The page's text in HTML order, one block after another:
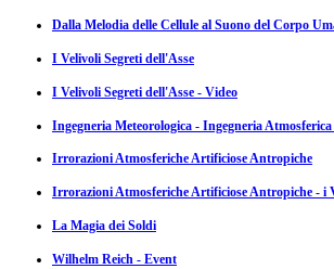
Dalla Melodia delle Cellule al Suono del Corpo
I Velivoli Segreti dell'Asse
I Velivoli Segreti dell'Asse - Video
Ingegneria Meteorologica - Ingegneria
Irrorazioni Atmosferiche Artificiose Antropiche
Irrorazioni Atmosferiche Artificiose Antropiche - i
La Magia dei Soldi
Wilhelm Reich - Event